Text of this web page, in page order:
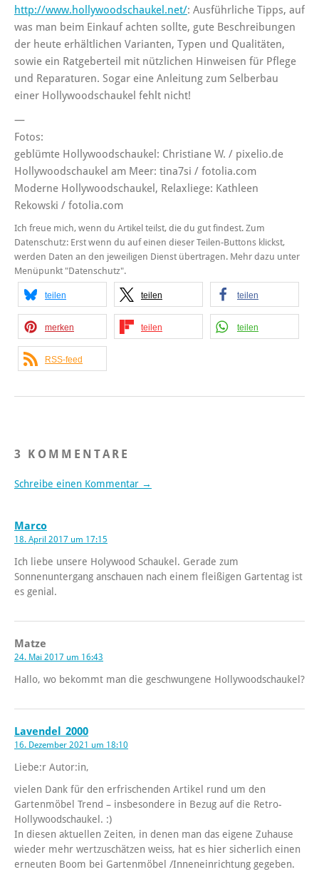
http://www.hollywoodschaukel.net/: Ausführliche Tipps, auf
was man beim Einkauf achten sollte, gute Beschreibungen
der heute erhältlichen Varianten, Typen und Qualitäten,
sowie ein Ratgeberteil mit nützlichen Hinweisen für Pflege
und Reparaturen. Sogar eine Anleitung zum Selberbau
einer Hollywoodschaukel fehlt nicht!
—
Fotos:
geblümte Hollywoodschaukel: Christiane W. / pixelio.de
Hollywoodschaukel am Meer: tina7si / fotolia.com
Moderne Hollywoodschaukel, Relaxliege: Kathleen
Rekowski / fotolia.com
Ich freue mich, wenn du Artikel teilst, die du gut findest. Zum
Datenschutz: Erst wenn du auf einen dieser Teilen-Buttons klickst,
werden Daten an den jeweiligen Dienst übertragen. Mehr dazu unter
Menüpunkt "Datenschutz".
teilen teilen teilen
merken teilen teilen
RSS-feed
3 KOMMENTARE
Schreibe einen Kommentar →
Marco
18. April 2017 um 17:15
Ich liebe unsere Holywood Schaukel. Gerade zum
Sonnenuntergang anschauen nach einem fleißigen Gartentag ist
es genial.
Matze
24. Mai 2017 um 16:43
Hallo, wo bekommt man die geschwungene Hollywoodschaukel?
Lavendel_2000
16. Dezember 2021 um 18:10
Liebe:r Autor:in,
vielen Dank für den erfrischenden Artikel rund um den
Gartenmöbel Trend – insbesondere in Bezug auf die Retro-
Hollywoodschaukel. :)
In diesen aktuellen Zeiten, in denen man das eigene Zuhause
wieder mehr wertzuschätzen weiss, hat es hier sicherlich einen
erneuten Boom bei Gartenmöbel /Inneneinrichtung gegeben.